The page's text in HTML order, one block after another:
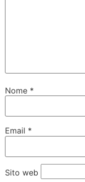
Nome *
Email *
Sito web